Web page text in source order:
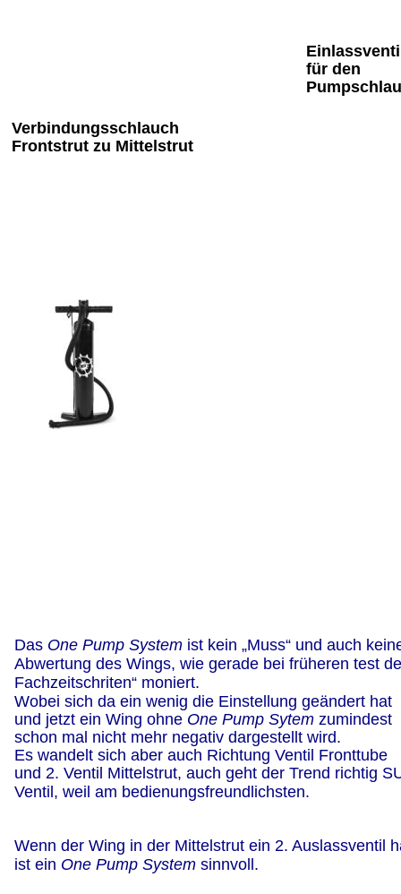
für den
Verbindungsschlauch
Frontstrut zu Mittelstrut
Das One Pump System ist kein „Muss“ und auch
Abwertung des Wings, wie gerade bei früheren test
Fachzeitschriten“ moniert.
Wobei sich da ein wenig die Einstellung geändert hat
und jetzt ein Wing ohne One Pump Sytem zumindest
schon mal nicht mehr negativ dargestellt wird.
Es wandelt sich aber auch Richtung Ventil Fronttube
und 2. Ventil Mittelstrut, auch geht der Trend richtig
Ventil, weil am bedienungsfreundlichsten.
Wenn der Wing in der Mittelstrut ein 2. Auslassventil
ist ein One Pump System sinnvoll.